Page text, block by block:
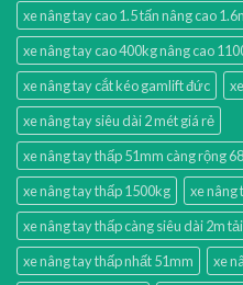
xe nâng tay cao 1.5 tấn nâng cao
xe nâng tay cao 400kg nâng cao
xe nâng tay cắt kéo gamlift đức
xe nâng tay siêu dài 2 mét giá rẻ
xe nâng tay thấp 51mm càng rộng
xe nâng tay thấp 1500kg
xe nâng
xe nâng tay thấp càng siêu dài 2m
xe nâng tay thấp nhất 51mm
xe